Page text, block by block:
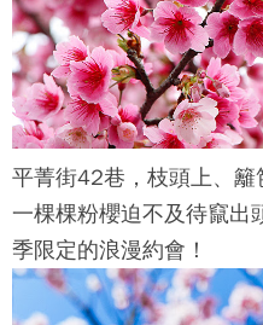
平菁街42巷 ，枝頭上、
一棵棵粉櫻迫不及待竄出
季限定的浪漫約會！